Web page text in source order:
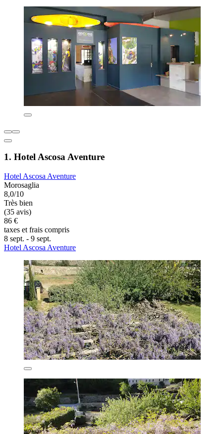
1. Hotel Ascosa Aventure
Hotel Ascosa Aventure
Morosaglia
8,0/10
Très bien
(35 avis)
86 €
taxes et frais compris
8 sept. - 9 sept.
Hotel Ascosa Aventure